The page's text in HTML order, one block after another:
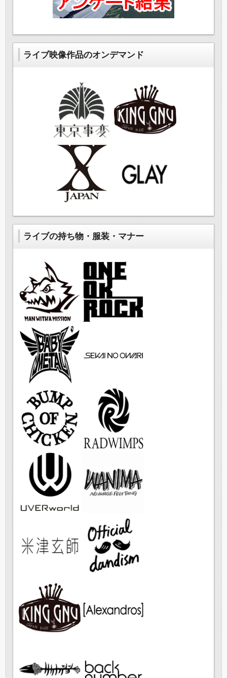
ライブ映像作品のオンデマンド
ライブの持ち物・服装・マナー